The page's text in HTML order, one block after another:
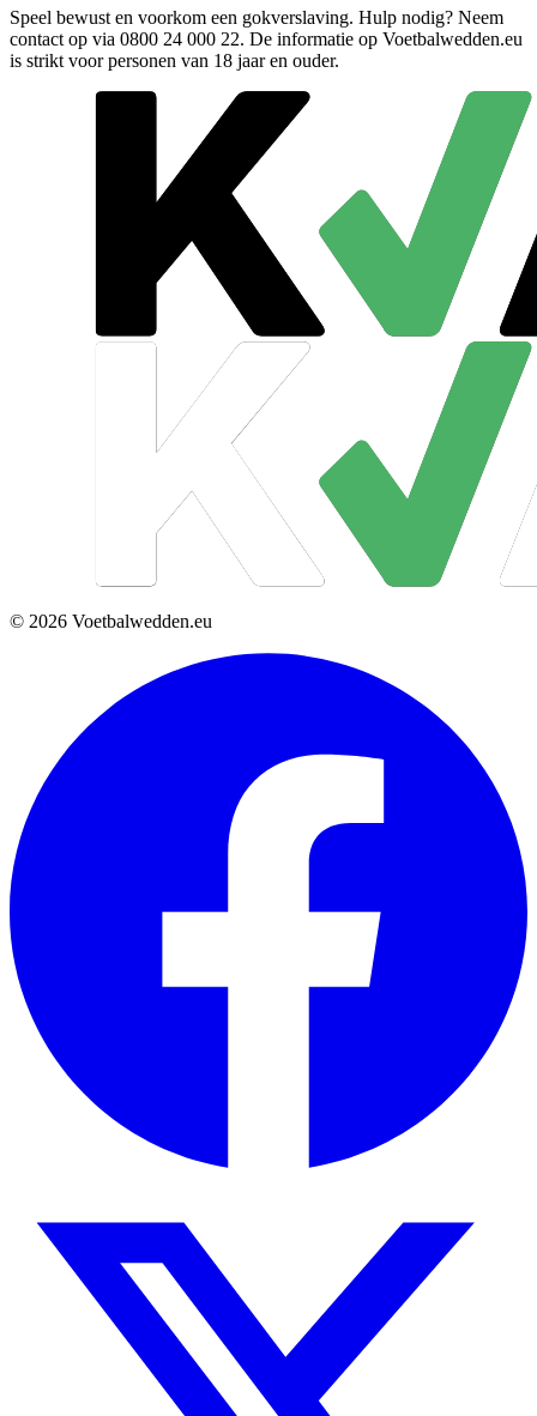
Speel bewust en voorkom een gokverslaving. Hulp nodig? Neem
contact op via 0800 24 000 22. De informatie op Voetbalwedden.eu
is strikt voor personen van 18 jaar en ouder.
© 2026 Voetbalwedden.eu